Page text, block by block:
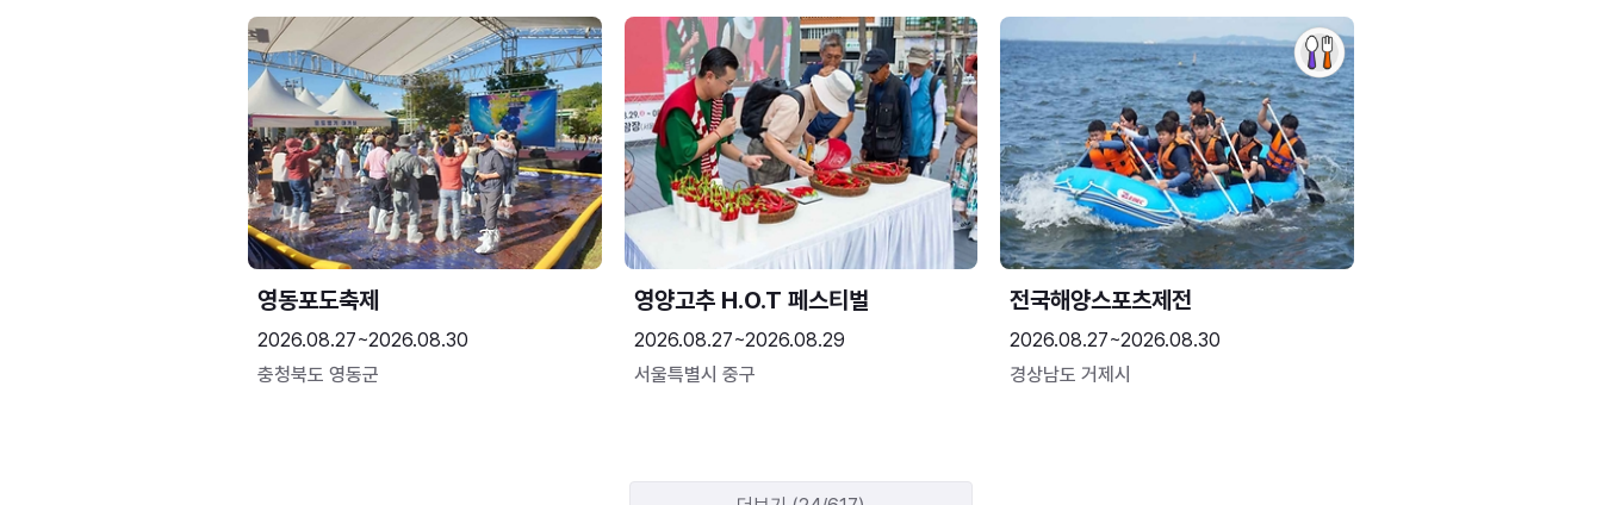
영동포도축제
2026.08.27~2026.08.30
충청북도 영동군
영양고추 H.O.T 페스티벌
2026.08.27~2026.08.29
서울특별시 중구
전국해양스포츠제전
2026.08.27~2026.08.30
경상남도 거제시